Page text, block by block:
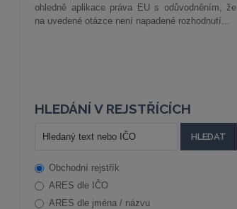
ohledně aplikace práva EU s odůvodněním, že
na uvedené otázce není napadené rozhodnutí...
HLEDÁNÍ V REJSTŘÍCÍCH
Obchodní rejstřík
ARES dle IČO
ARES dle jména / názvu